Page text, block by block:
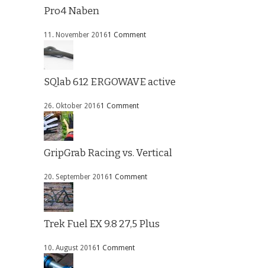
Pro4 Naben
11. November 20161 Comment
SQlab 612 ERGOWAVE active
26. Oktober 20161 Comment
GripGrab Racing vs. Vertical
20. September 20161 Comment
Trek Fuel EX 9.8 27,5 Plus
10. August 20161 Comment